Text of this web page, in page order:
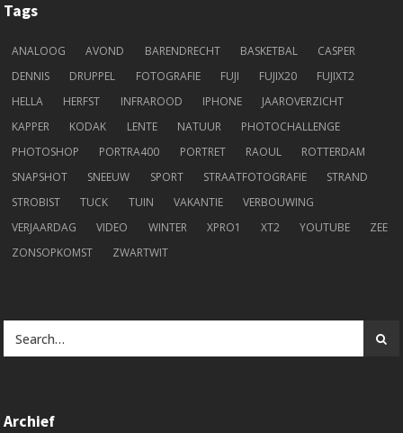
Tags
ANALOOG AVOND BARENDRECHT BASKETBAL
CASPER
DENNIS
DRUPPEL FOTOGRAFIE FUJI FUJIX20
FUJIXT2
HELLA
HERFST INFRAROOD IPHONE
JAAROVERZICHT
KAPPER
KODAK LENTE NATUUR
PHOTOCHALLENGE
PHOTOSHOP
PORTRA400 PORTRET RAOUL
ROTTERDAM
SNAPSHOT
SNEEUW SPORT STRAATFOTOGRAFIE
STRAND
STROBIST
TUCK TUIN VAKANTIE
VERBOUWING
VERJAARDAG
VIDEO WINTER XPRO1 XT2 YOUTUBE
ZEE
ZONSOPKOMST
ZWARTWIT
Archief